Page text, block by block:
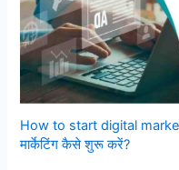
How to start digital
मार्केटिंग कैसे शुरू करें?